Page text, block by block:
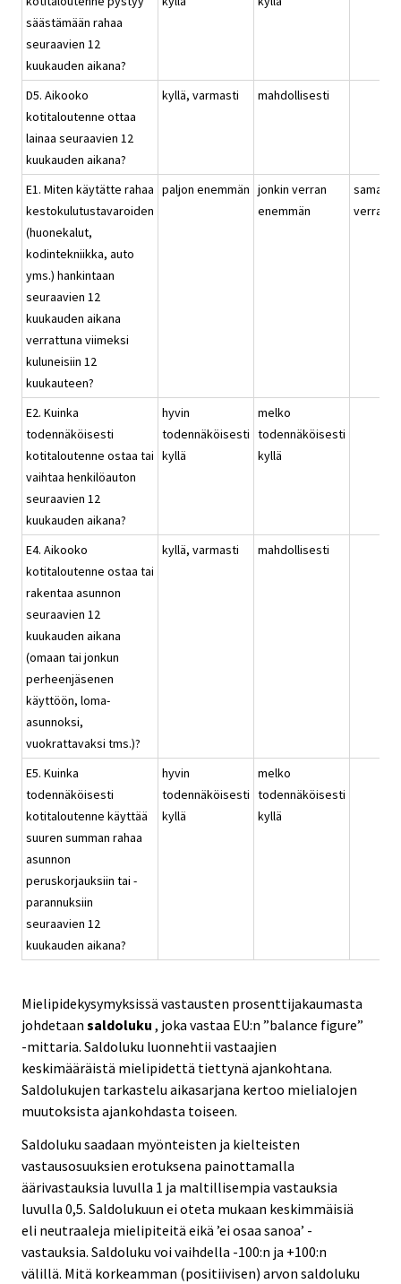
säästämään rahaa
seuraavien 12
kuukauden aikana?
D5. Aikooko
kotitaloutenne ottaa
lainaa seuraavien 12
kuukauden aikana?
kyllä, varmasti mahdollisesti
E1. Miten käytätte rahaa
kestokulutustavaroiden
(huonekalut,
kodintekniikka, auto
yms.) hankintaan
seuraavien 12
kuukauden aikana
verrattuna viimeksi
kuluneisiin 12
kuukauteen?
paljon enemmän jonkin verran
enemmän
saman
verran
E2. Kuinka
todennäköisesti
kotitaloutenne ostaa tai
vaihtaa henkilöauton
seuraavien 12
kuukauden aikana?
hyvin
todennäköisesti
kyllä
melko
todennäköisesti
kyllä
E4. Aikooko
kotitaloutenne ostaa tai
rakentaa asunnon
seuraavien 12
kuukauden aikana
(omaan tai jonkun
perheenjäsenen
käyttöön, loma-
asunnoksi,
vuokrattavaksi tms.)?
kyllä, varmasti mahdollisesti
E5. Kuinka
todennäköisesti
kotitaloutenne käyttää
suuren summan rahaa
asunnon
peruskorjauksiin tai -
parannuksiin
seuraavien 12
kuukauden aikana?
hyvin
todennäköisesti
kyllä
melko
todennäköisesti
kyllä
Mielipidekysymyksissä vastausten prosenttijakaumasta
johdetaan saldoluku , joka vastaa EU:n ”balance figure”
-mittaria. Saldoluku luonnehtii vastaajien
keskimääräistä mielipidettä tiettynä ajankohtana.
Saldolukujen tarkastelu aikasarjana kertoo mielialojen
muutoksista ajankohdasta toiseen.
Saldoluku saadaan myönteisten ja kielteisten
vastausosuuksien erotuksena painottamalla
äärivastauksia luvulla 1 ja maltillisempia vastauksia
luvulla 0,5. Saldolukuun ei oteta mukaan keskimmäisiä
eli neutraaleja mielipiteitä eikä ’ei osaa sanoa’ -
vastauksia. Saldoluku voi vaihdella -100:n ja +100:n
välillä. Mitä korkeamman (positiivisen) arvon saldoluku